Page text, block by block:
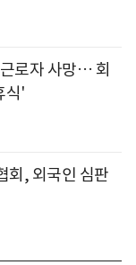
로자 사망… 회
식'
, 외국인 심판